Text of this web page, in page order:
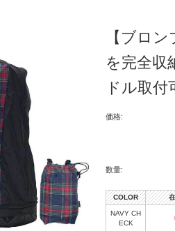
【ブロ
を完全収
ドル取付
価格:
数量:
COLOR
NAVY CH
ECK